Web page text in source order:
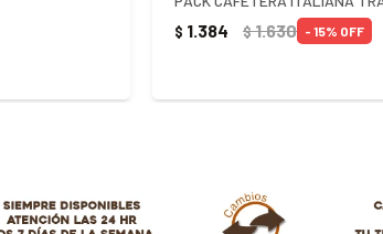
$ 1.384 $1.630 15